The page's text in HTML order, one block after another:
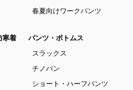
春夏向けワークパンツ
寒着
パンツ・ボトムス
スラックス
チノパン
ショート・ハーフパンツ